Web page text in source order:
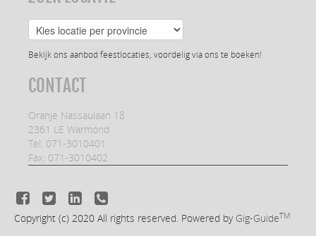
Bekijk ons aanbod feestlocaties, voordelig via ons te boeken!
CONTACT
Oranje Nassaulaan 18
2361 LE Warmond
Tel: 071-3010401
Fax: 071-3010402
Copyright (c) 2020 All rights reserved. Powered by Gig-GuideTM